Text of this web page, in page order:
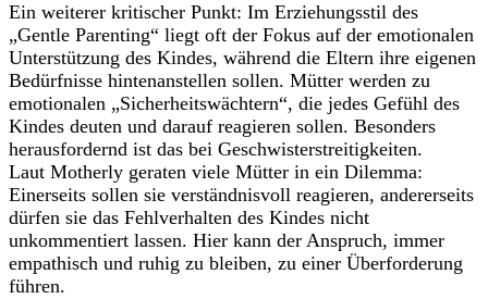
Ein weiterer kritischer Punkt: Im Erziehungsstil des
„Gentle Parenting“ liegt oft der Fokus auf der emotionalen
Unterstützung des Kindes, während die Eltern ihre eigenen
Bedürfnisse hintenanstellen sollen. Mütter werden zu
emotionalen „Sicherheitswächtern“, die jedes Gefühl des
Kindes deuten und darauf reagieren sollen. Besonders
herausfordernd ist das bei Geschwisterstreitigkeiten.
Laut Motherly geraten viele Mütter in ein Dilemma:
Einerseits sollen sie verständnisvoll reagieren, andererseits
dürfen sie das Fehlverhalten des Kindes nicht
unkommentiert lassen. Hier kann der Anspruch, immer
empathisch und ruhig zu bleiben, zu einer Überforderung
führen.